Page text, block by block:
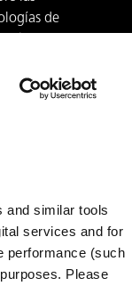
and similar tools
services and for
performance (such
Please
de
para
a
plazo.
Soluciones »